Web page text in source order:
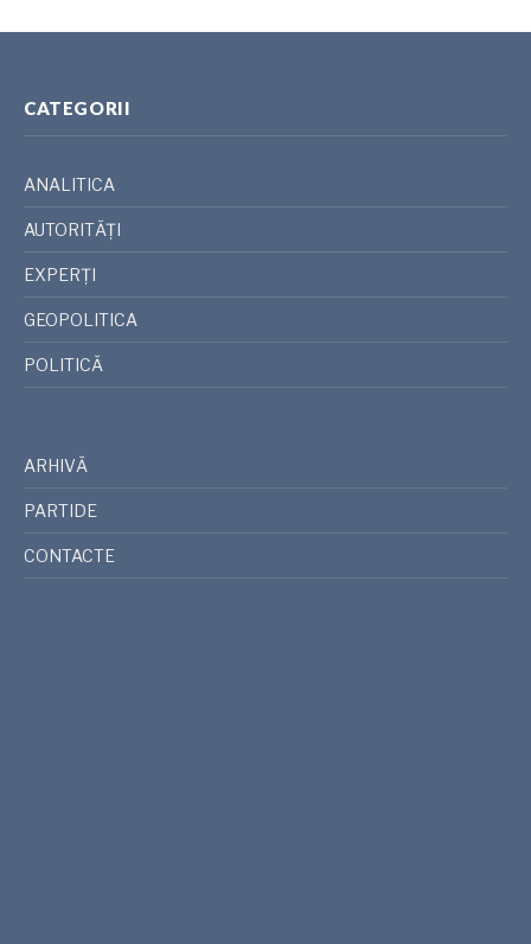
CATEGORII
ANALITICA
AUTORITĂȚI
EXPERȚI
GEOPOLITICA
POLITICĂ
ARHIVĂ
PARTIDE
CONTACTE